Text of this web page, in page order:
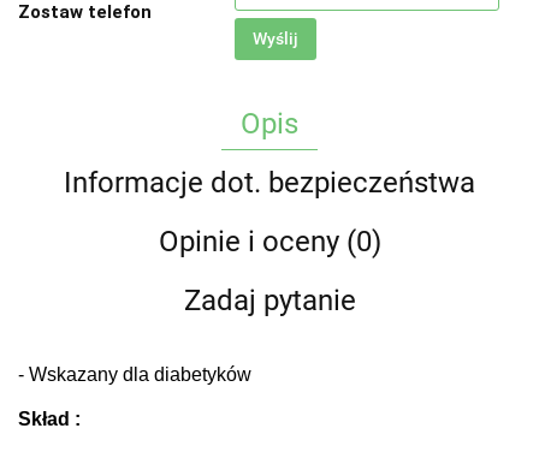
Zostaw telefon
Wyślij
Opis
Informacje dot. bezpieczeństwa
Opinie i oceny (0)
Zadaj pytanie
- Wskazany dla diabetyków
Skład :